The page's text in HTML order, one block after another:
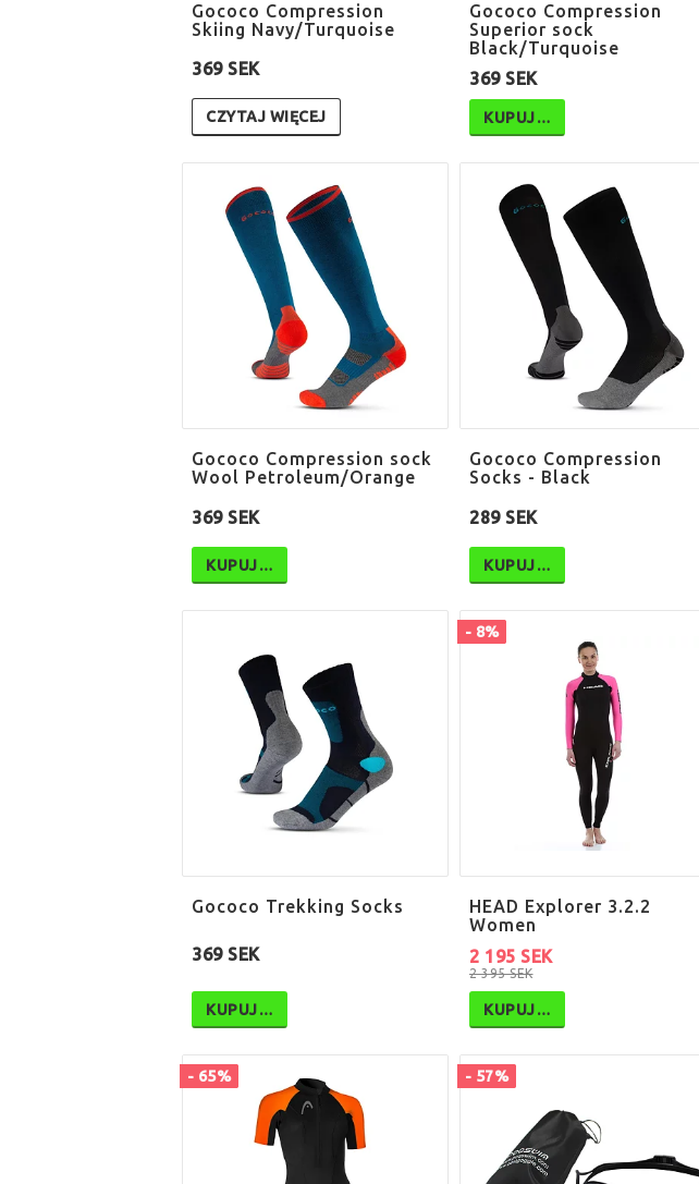
Gococo Compression
Skiing Navy/Turquoise
369 SEK
CZYTAJ WIĘCEJ
Gococo Compression
Superior sock
Black/Turquoise
369 SEK
KUPUJ…
Gococo Compression sock
Wool Petroleum/Orange
369 SEK
KUPUJ…
Gococo Compression
Socks - Black
289 SEK
KUPUJ…
Gococo Trekking Socks
369 SEK
KUPUJ…
- 8%
HEAD Explorer 3.2.2
Women
2 395 SEK
2 195 SEK
KUPUJ…
- 65% - 57%